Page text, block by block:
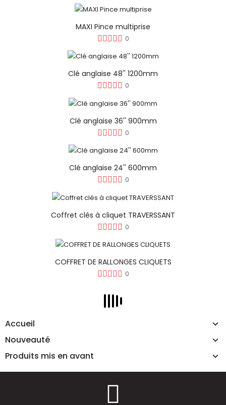
Accueil
Nouveauté
Produits mis en avant
MAXI Pince multiprise
0
Clé anglaise 48'' 1200mm
0
Clé anglaise 36'' 900mm
0
Clé anglaise 24'' 600mm
0
Coffret clés à cliquet TRAVERSSANT
0
COFFRET DE RALLONGES CLIQUETS
0